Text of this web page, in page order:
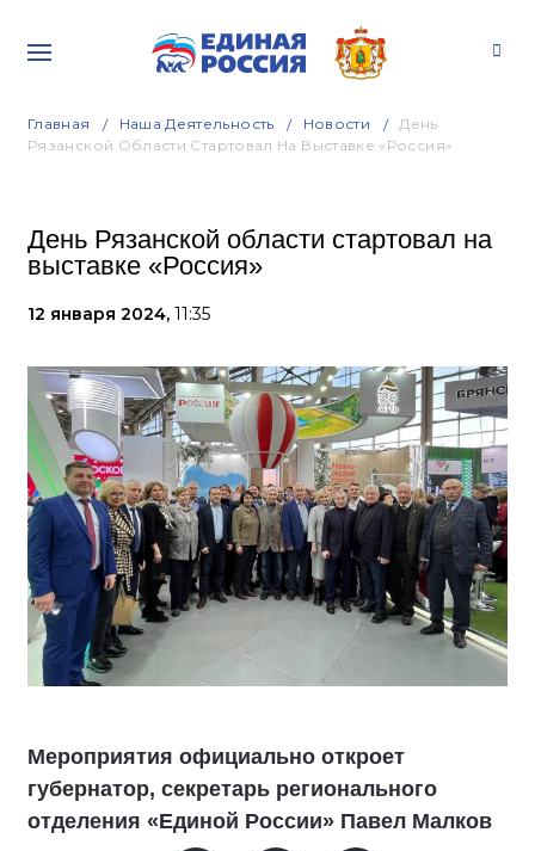
Главная Наша Деятельность Новости
День
Рязанской Области Стартовал На Выставке «Россия»
День Рязанской области стартовал на
выставке «Россия»
12 января 2024, 11:35
Мероприятия официально откроет
губернатор, секретарь регионального
отделения «Единой России» Павел Малков